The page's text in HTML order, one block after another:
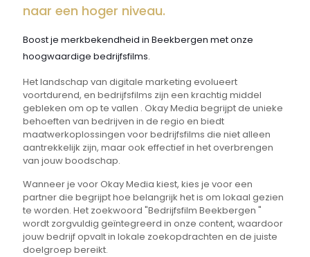
naar een hoger niveau.
Boost je merkbekendheid in Beekbergen met onze
hoogwaardige bedrijfsfilms.
Het landschap van digitale marketing evolueert
voortdurend, en bedrijfsfilms zijn een krachtig middel
gebleken om op te vallen . Okay Media begrijpt de unieke
behoeften van bedrijven in de regio en biedt
maatwerkoplossingen voor bedrijfsfilms die niet alleen
aantrekkelijk zijn, maar ook effectief in het overbrengen
van jouw boodschap.
Wanneer je voor Okay Media kiest, kies je voor een
partner die begrijpt hoe belangrijk het is om lokaal gezien
te worden. Het zoekwoord "Bedrijfsfilm Beekbergen "
wordt zorgvuldig geïntegreerd in onze content, waardoor
jouw bedrijf opvalt in lokale zoekopdrachten en de juiste
doelgroep bereikt.